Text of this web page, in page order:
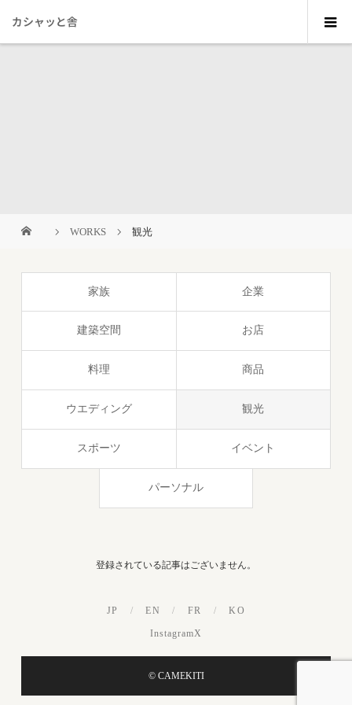
カシャッと舎
WORKS 観光
家族 企業
建築空間 お店
料理 商品
ウエディング 観光
スポーツ イベント
パーソナル
登録されている記事はございません。
JP / EN / FR / KO
InstagramX
© CAMEKITI